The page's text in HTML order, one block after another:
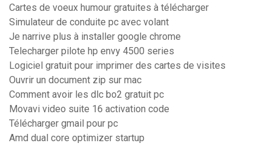
Cartes de voeux humour gratuites à télécharger
Simulateur de conduite pc avec volant
Je narrive plus à installer google chrome
Telecharger pilote hp envy 4500 series
Logiciel gratuit pour imprimer des cartes de visites
Ouvrir un document zip sur mac
Comment avoir les dlc bo2 gratuit pc
Movavi video suite 16 activation code
Télécharger gmail pour pc
Amd dual core optimizer startup